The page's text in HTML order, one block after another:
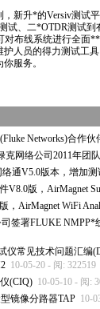
，新升*的Versiv测试
试、二*OTDR测试到
对布线系统进行全面**
人员的得力测试工
服务。
Networks)合作
克网络公司2011年团
络通V5.0版本，增加
V8.0版，AirMagnet
，AirMagnet WiFi
签署FLUKE NMPP*
仪常见技术问题汇编
10-05-20 - 阅: 322519
(CIQ) 10-05-10 - 阅:
镜像分路器TAP 10-